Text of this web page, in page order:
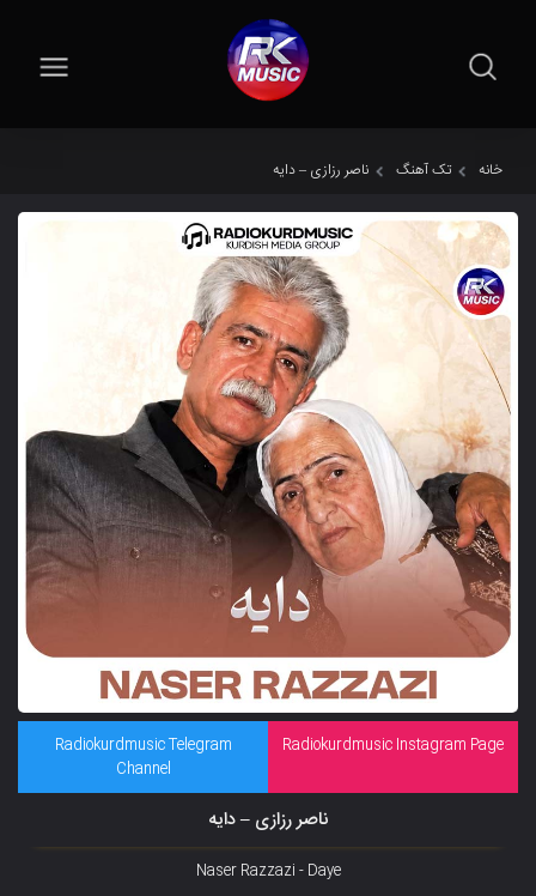
خانه تک آهنگ ناصر رزازی – دایه
Radiokurdmusic Instagram Page
Radiokurdmusic Telegram
Channel
ناصر رزازی – دایه
Naser Razzazi - Daye